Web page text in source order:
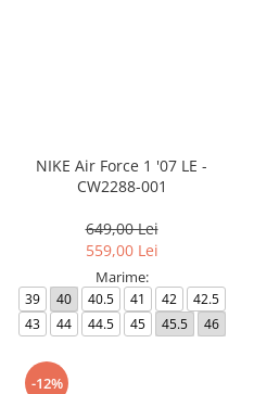
NIKE Air Force 1 '07 LE -
CW2288-001
649,00 Lei
559,00 Lei
Marime:
39 40 40.5 41 42
42.5
43
44 44.5 45 45.5 46
-12%